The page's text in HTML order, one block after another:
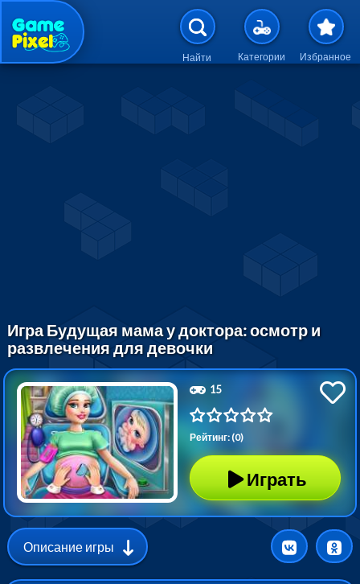
Перейти к основному
Найти Категории Избранное
Игра Будущая мама у доктора: осмотр и
развлечения для девочки
15
Рейтинг: (0)
Играть
Описание игры